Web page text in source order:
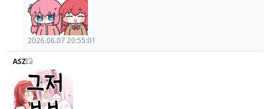
2026.06.07 20:55:01
ASZ